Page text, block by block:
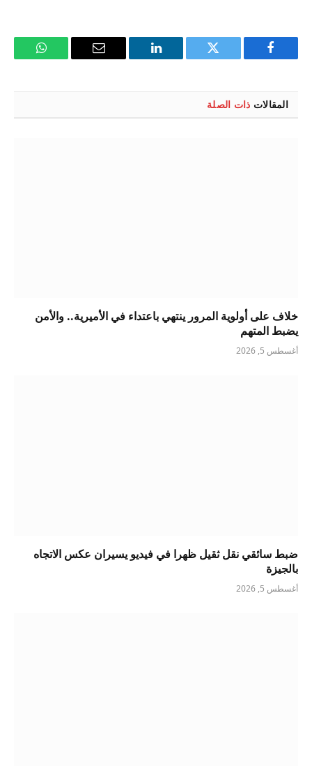
فيسبوك تويتر لينكدإن
البريد
واتساب
المقالات ذات الصلة
خلاف على أولوية المرور ينتهي باعتداء في الأميرية.. والأمن
يضبط المتهم
أغسطس 5, 2026
ضبط سائقي نقل ثقيل ظهرا في فيديو يسيران عكس الاتجاه
بالجيزة
أغسطس 5, 2026